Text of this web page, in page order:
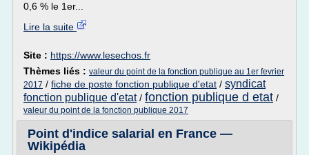
0,6 % le 1er...
Lire la suite
Site : https://www.lesechos.fr
Thèmes liés : valeur du point de la fonction publique au 1er fevrier
2017 / fiche de poste fonction publique d'etat / syndicat
fonction publique d'etat/ fonction publique d etat /
valeur du point de la fonction publique 2017
Point d'indice salarial en France —
Wikipédia